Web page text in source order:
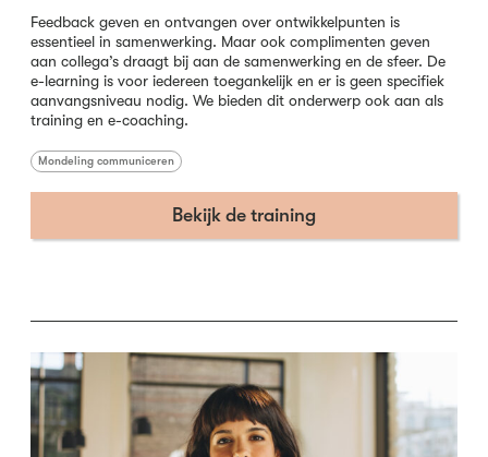
Feedback geven en ontvangen over ontwikkelpunten is
essentieel in samenwerking. Maar ook complimenten geven
aan collega’s draagt bij aan de samenwerking en de sfeer. De
e-learning is voor iedereen toegankelijk en er is geen specifiek
aanvangsniveau nodig. We bieden dit onderwerp ook aan als
training en e-coaching.
Mondeling communiceren
Bekijk de training